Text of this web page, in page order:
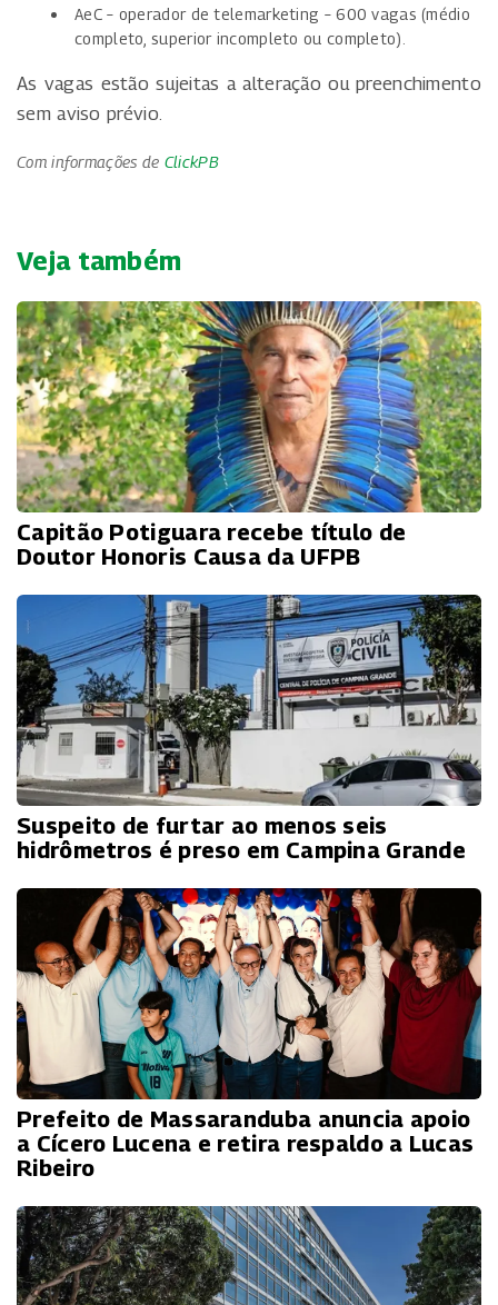
AeC – operador de telemarketing – 600 vagas (médio
completo, superior incompleto ou completo).
As vagas estão sujeitas a alteração ou preenchimento
sem aviso prévio.
Com informações de ClickPB
Veja também
Capitão Potiguara recebe título de
Doutor Honoris Causa da UFPB
Suspeito de furtar ao menos seis
hidrômetros é preso em Campina Grande
Prefeito de Massaranduba anuncia apoio
a Cícero Lucena e retira respaldo a Lucas
Ribeiro